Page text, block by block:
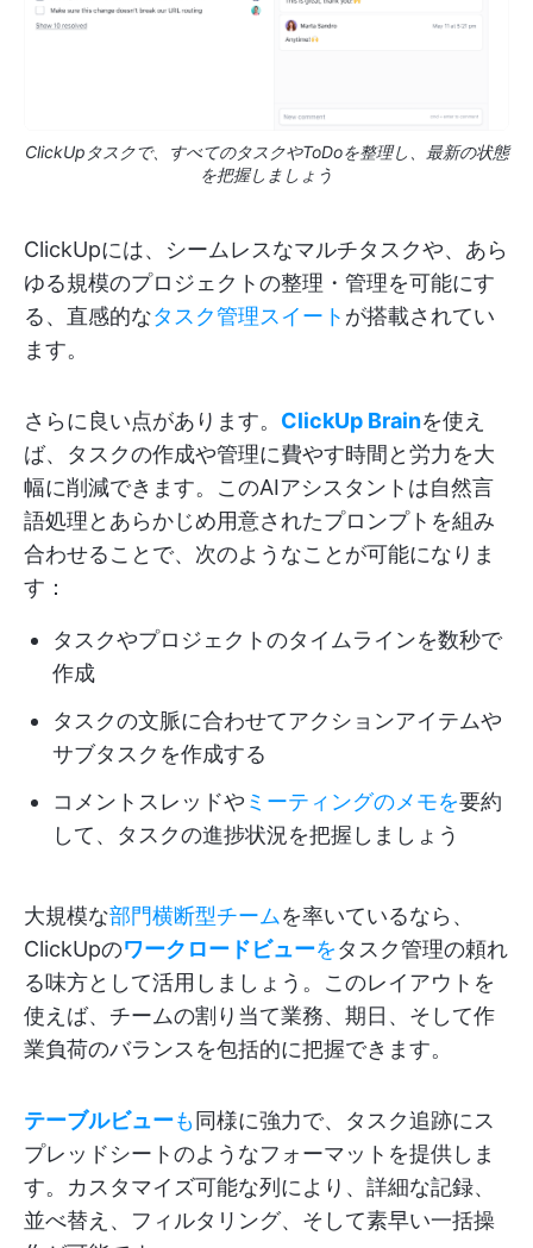
ClickUpタスクで、すべてのタスクやToDoを整理し、最新の状態
を把握しましょう
ClickUpには、シームレスなマルチタスクや、あら
ゆる規模のプロジェクトの整理・管理を可能にす
る、直感的なタスク管理スイート が搭載されてい
ます。
さらに良い点があります。 ClickUp Brainを使え
ば、タスクの作成や管理に費やす時間と労力を大
幅に削減できます。このAIアシスタントは自然言
語処理とあらかじめ用意されたプロンプトを組み
合わせることで、次のようなことが可能になりま
す：
タスクやプロジェクトのタイムラインを数秒で
作成
タスクの文脈に合わせてアクションアイテムや
サブタスクを作成する
コメントスレッドや ミーティングのメモを要約
して、タスクの進捗状況を把握しましょう
大規模な部門横断型チームを率いているなら、
ClickUpのワークロードビューをタスク管理の頼れ
る味方として活用しましょう。このレイアウトを
使えば、チームの割り当て業務、期日、そして作
業負荷のバランスを包括的に把握できます。
テーブルビューも同様に強力で、タスク追跡にス
プレッドシートのようなフォーマットを提供しま
す。カスタマイズ可能な列により、詳細な記録、
並べ替え、フィルタリング、そして素早い一括操